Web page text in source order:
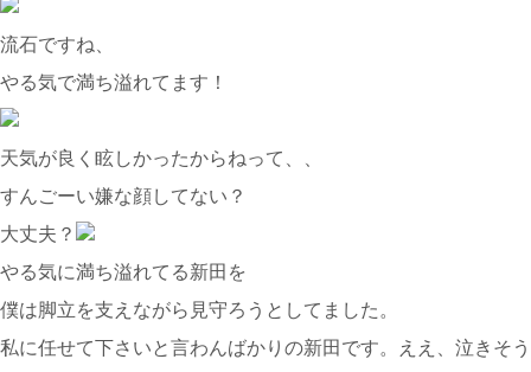
流石ですね、
やる気で満ち溢れてます！
天気が良く眩しかったからねって、、
すんごーい嫌な顔してない？
大丈夫？
やる気に満ち溢れてる新田を
僕は脚立を支えながら見守ろうとしてました。
私に任せて下さいと言わんばかりの新田です。ええ、泣きそう